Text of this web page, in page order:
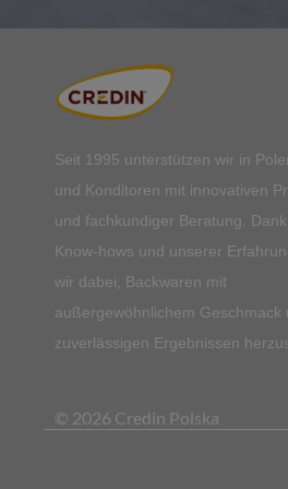
Seit 1995 unterstützen wir in
und Konditoren mit innovativen
und fachkundiger Beratung.
Know-hows und unserer
wir dabei, Backwaren mit
außergewöhnlichem Geschmack
zuverlässigen Ergebnissen
© 2026 Credin Polska